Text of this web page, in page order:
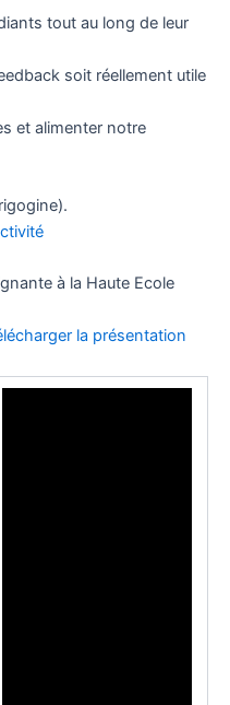
tout au long de leur
soit réellement utile
et alimenter notre
à la Haute Ecole
la présentation